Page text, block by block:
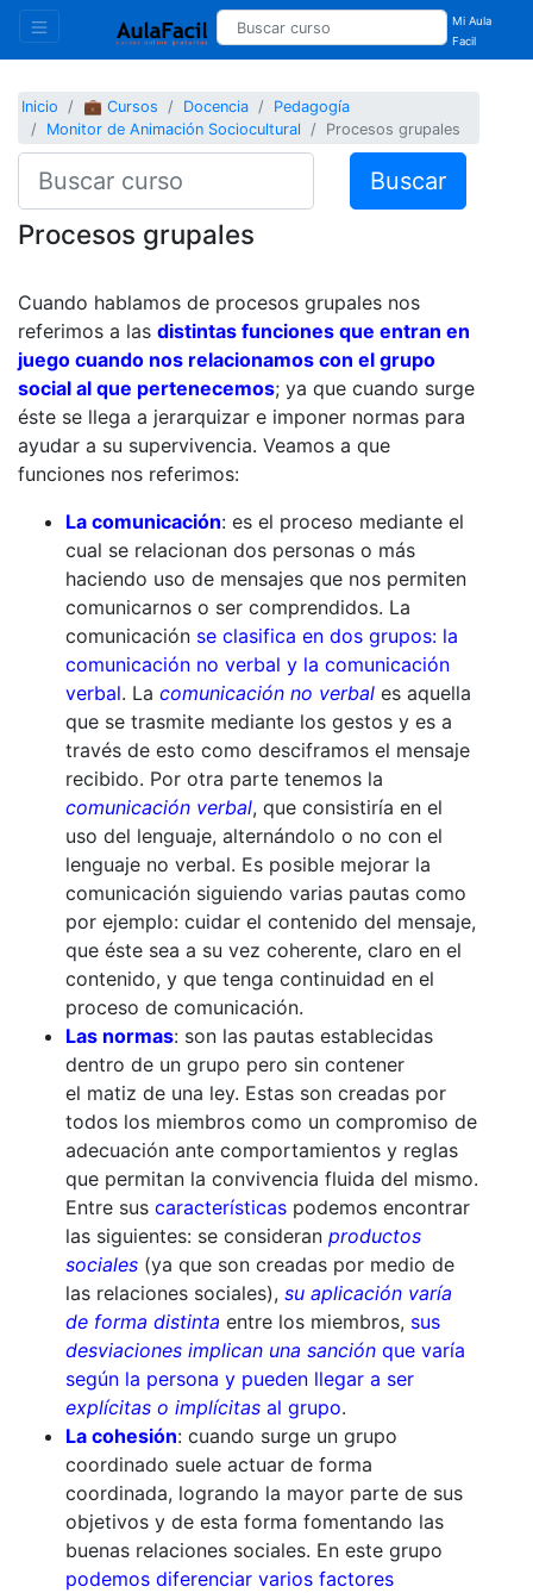
Mi Aula
Facil
Inicio 💼 Cursos Docencia
Pedagogía
Monitor de Animación Sociocultural
Procesos grupales
Buscar
Procesos grupales
Cuando hablamos de procesos grupales nos
referimos a las distintas funciones que entran en
juego cuando nos relacionamos con el grupo
social al que pertenecemos; ya que cuando surge
éste se llega a jerarquizar e imponer normas para
ayudar a su supervivencia. Veamos a que
funciones nos referimos:
La comunicación: es el proceso mediante el
cual se relacionan dos personas o más
haciendo uso de mensajes que nos permiten
comunicarnos o ser comprendidos. La
comunicación se clasifica en dos grupos: la
comunicación no verbal y la comunicación
verbal. La comunicación no verbal es aquella
que se trasmite mediante los gestos y es a
través de esto como desciframos el mensaje
recibido. Por otra parte tenemos la
comunicación verbal, que consistiría en el
uso del lenguaje, alternándolo o no con el
lenguaje no verbal. Es posible mejorar la
comunicación siguiendo varias pautas como
por ejemplo: cuidar el contenido del mensaje,
que éste sea a su vez coherente, claro en el
contenido, y que tenga continuidad en el
proceso de comunicación.
Las normas: son las pautas establecidas
dentro de un grupo pero sin contener
el matiz de una ley. Estas son creadas por
todos los miembros como un compromiso de
adecuación ante comportamientos y reglas
que permitan la convivencia fluida del mismo.
Entre sus características podemos encontrar
las siguientes: se consideran productos
sociales (ya que son creadas por medio de
las relaciones sociales), su aplicación varía
de forma distinta entre los miembros, sus
desviaciones implican una sanción que varía
según la persona y pueden llegar a ser
explícitas o implícitas al grupo.
La cohesión: cuando surge un grupo
coordinado suele actuar de forma
coordinada, logrando la mayor parte de sus
objetivos y de esta forma fomentando las
buenas relaciones sociales. En este grupo
podemos diferenciar varios factores